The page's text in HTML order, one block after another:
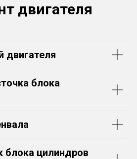
двигателя
двигателя
блока
блока цилиндров